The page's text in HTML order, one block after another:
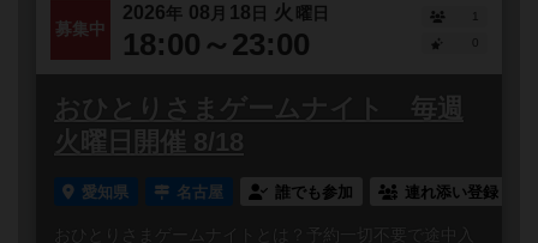
募集中
2026年 08 月 18 日 火 曜日
18:00～23:00
1
おひとりさまゲームナイト 毎週
火曜日開催 8/18
愛知県 名古屋 誰でも参加 連れ添い登録
おひとりさまゲームナイトとは？予約一切不要で途中入